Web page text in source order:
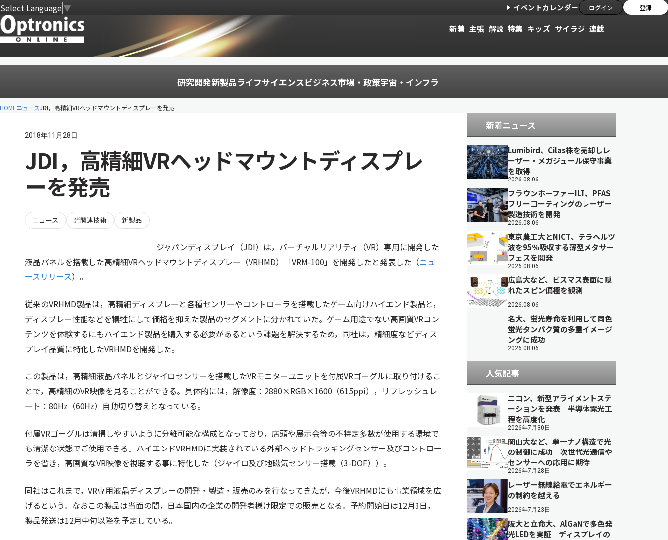
Select Language▼ イベントカレンダー ログイン 登録
新着 主張 解説 特集 キッズ サイラジ 連載
研究開発新製品ライフサイエンスビジネス市場・政策宇宙・インフラ
HOMEニュースJDI，高精細VRヘッドマウントディスプレーを発売
2018年11月28日
JDI，高精細VRヘッドマウントディスプレ
ーを発売
ニュース 光関連技術 新製品
ジャパンディスプレイ（JDI）は，バーチャルリアリティ（VR）専用に開発した
液晶パネルを搭載した高精細VRヘッドマウントディスプレー（VRHMD）「VRM-100」を開発したと発表した（ニュ
ースリリース）。
従来のVRHMD製品は，高精細ディスプレーと各種センサーやコントローラを搭載したゲーム向けハイエンド製品と，
ディスプレー性能などを犠牲にして価格を抑えた製品のセグメントに分かれていた。ゲーム用途でない高画質VRコン
テンツを体験するにもハイエンド製品を購入する必要があるという課題を解決するため，同社は，精細度などディス
プレイ品質に特化したVRHMDを開発した。
この製品は，高精細液晶パネルとジャイロセンサーを搭載したVRモニターユニットを付属VRゴーグルに取り付けるこ
とで，高精細のVR映像を見ることができる。具体的には，解像度：2880×RGB×1600（615ppi），リフレッシュレ
ート：80Hz（60Hz）自動切り替えとなっている。
付属VRゴーグルは清掃しやすいように分離可能な構成となっており，店頭や展示会等の不特定多数が使用する環境で
も清潔な状態でご使用できる。ハイエンドVRHMDに実装されている外部ヘッドトラッキングセンサー及びコントロー
ラを省き，高画質なVR映像を視聴する事に特化した（ジャイロ及び地磁気センサー搭載（3-DOF））。
同社はこれまで，VR専用液晶ディスプレーの開発・製造・販売のみを行なってきたが，今後VRHMDにも事業領域を広
げるという。なおこの製品は当面の間，日本国内の企業の開発者様け限定での販売となる。予約開始日は12月3日，
製品発送は12月中旬以降を予定している。
新着ニュース
Lumibird、Cilas株を売却しレ
ーザー・メガジュール保守事業
を取得
2026.08.06
フラウンホーファーILT、PFAS
フリーコーティングのレーザー
製造技術を開発
2026.08.06
東京農工大とNICT、テラヘルツ
波を95％吸収する薄型メタサー
フェスを開発
2026.08.06
広島大など、ビスマス表面に隠
れたスピン偏極を観測
2026.08.06
名大、蛍光寿命を利用して同色
蛍光タンパク質の多重イメージ
ングに成功
2026.08.06
人気記事
ニコン、新型アライメントステ
ーションを発表 半導体露光工
程を高度化
2026年7月30日
岡山大など、単一ナノ構造で光
の制御に成功 次世代光通信や
センサーへの応用に期待
2026年7月28日
レーザー無線給電でエネルギー
の制約を越える
2026年7月23日
阪大と立命大、AlGaNで多色発
光LEDを実証 ディスプレイの